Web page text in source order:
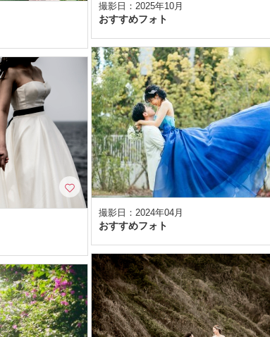
撮影日：2025年10月
おすすめフォト
撮影日：2024年04月
おすすめフォト